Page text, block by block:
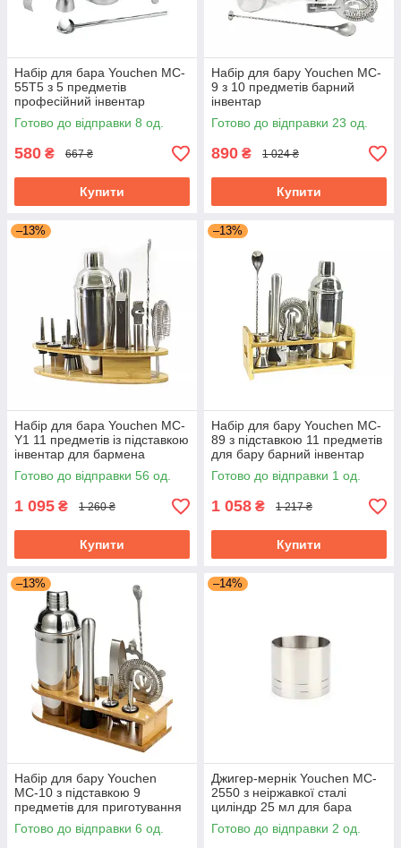
Набір для бара Youchen MC-
55T5 з 5 предметів
професійний інвентар
бармена
Готово до відправки 8 од.
580 ₴ 667 ₴
Купити
Набір для бару Youchen MC-
9 з 10 предметів барний
інвентар
Готово до відправки 23 од.
890 ₴ 1 024 ₴
Купити
–13%
Набір для бара Youchen MC-
Y1 11 предметів із підставкою
інвентар для бармена
Готово до відправки 56 од.
1 095 ₴ 1 260 ₴
Купити
–13%
Набір для бару Youchen MC-
89 з підставкою 11 предметів
для бару барний інвентар
Готово до відправки 1 од.
1 058 ₴ 1 217 ₴
Купити
–13%
Набір для бару Youchen
МС-10 з підставкою 9
предметів для приготування
коктейлів барний
Готово до відправки 6 од.
–14%
Джигер-мернік Youchen MC-
2550 з неіржавкої сталі
циліндр 25 мл для бара
Готово до відправки 2 од.